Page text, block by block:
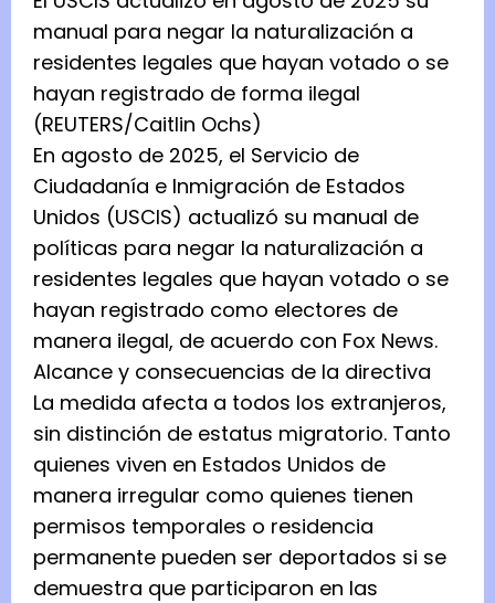
manual para negar la naturalización a
residentes legales que hayan votado o se
hayan registrado de forma ilegal
(REUTERS/Caitlin Ochs)
En agosto de 2025, el Servicio de
Ciudadanía e Inmigración de Estados
Unidos (USCIS) actualizó su manual de
políticas para negar la naturalización a
residentes legales que hayan votado o se
hayan registrado como electores de
manera ilegal, de acuerdo con Fox News.
Alcance y consecuencias de la directiva
La medida afecta a todos los extranjeros,
sin distinción de estatus migratorio. Tanto
quienes viven en Estados Unidos de
manera irregular como quienes tienen
permisos temporales o residencia
permanente pueden ser deportados si se
demuestra que participaron en las